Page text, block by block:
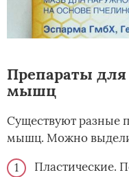
Препараты для
мышц
Существуют разные
мышц. Можно
Пластические.